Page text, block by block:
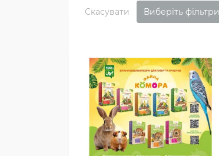
Скасувати Виберіть фільтри